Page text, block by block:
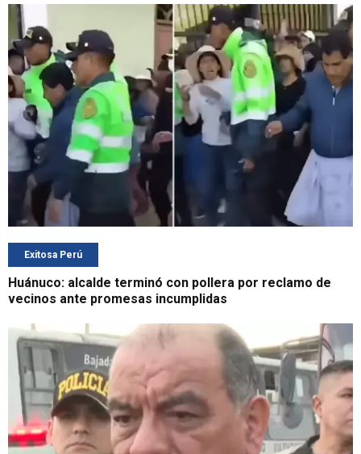
Exitosa Perú
Huánuco: alcalde terminó con pollera por reclamo de
vecinos ante promesas incumplidas